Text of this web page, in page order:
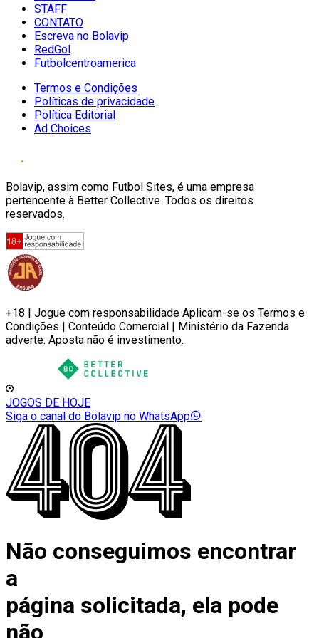
STAFF
CONTATO
Escreva no Bolavip
RedGol
Futbolcentroamerica
Termos e Condições
Políticas de privacidade
Política Editorial
Ad Choices
Bolavip, assim como Futbol Sites, é uma empresa
pertencente à Better Collective. Todos os direitos
reservados.
+18 | Jogue com responsabilidade Aplicam-se os Termos e
Condições | Conteúdo Comercial | Ministério da Fazenda
adverte: Aposta não é investimento.
JOGOS DE HOJE
Siga o canal do Bolavip no WhatsApp
Não conseguimos encontrar
a
página solicitada, ela pode
não